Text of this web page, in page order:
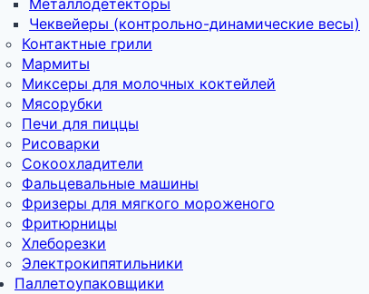
Чеквейеры (контрольно-динамические весы)
Контактные грили
Мармиты
Миксеры для молочных коктейлей
Мясорубки
Печи для пиццы
Рисоварки
Сокоохладители
Фальцевальные машины
Фризеры для мягкого мороженого
Фритюрницы
Хлеборезки
Электрокипятильники
Паллетоупаковщики